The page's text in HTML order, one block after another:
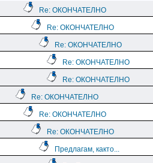
Re: ОКОНЧАТЕЛНО
Re: ОКОНЧАТЕЛНО
Re: ОКОНЧАТЕЛНО
Re: ОКОНЧАТЕЛНО
Re: ОКОНЧАТЕЛНО
Re: ОКОНЧАТЕЛНО
Re: ОКОНЧАТЕЛНО
Re: ОКОНЧАТЕЛНО
Предлагам, както...